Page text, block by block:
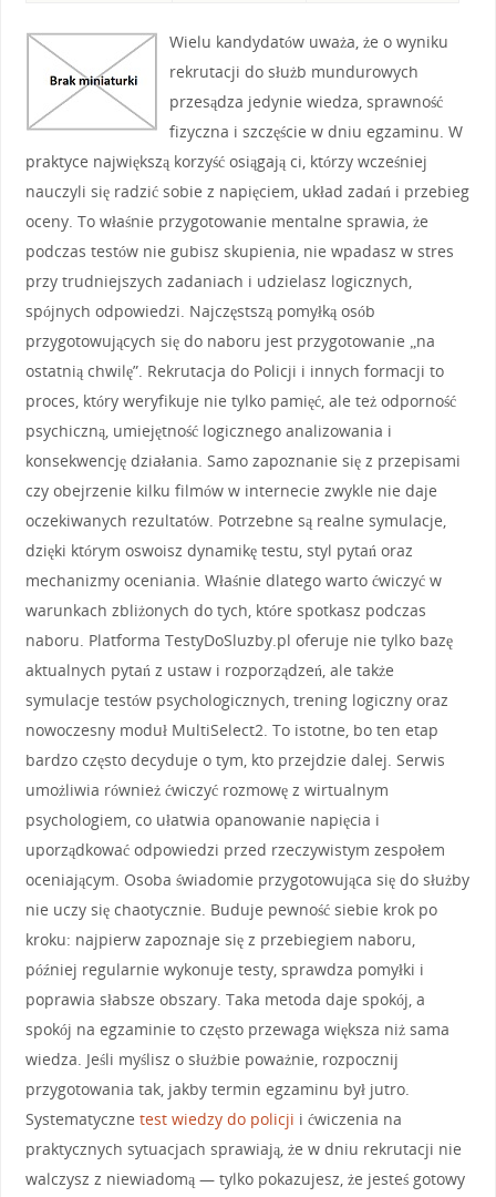
Wielu kandydatów uważa, że o wyniku
rekrutacji do służb mundurowych
przesądza jedynie wiedza, sprawność
fizyczna i szczęście w dniu egzaminu. W
praktyce największą korzyść osiągają ci, którzy wcześniej
nauczyli się radzić sobie z napięciem, układ zadań i przebieg
oceny. To właśnie przygotowanie mentalne sprawia, że
podczas testów nie gubisz skupienia, nie wpadasz w stres
przy trudniejszych zadaniach i udzielasz logicznych,
spójnych odpowiedzi. Najczęstszą pomyłką osób
przygotowujących się do naboru jest przygotowanie „na
ostatnią chwilę”. Rekrutacja do Policji i innych formacji to
proces, który weryfikuje nie tylko pamięć, ale też odporność
psychiczną, umiejętność logicznego analizowania i
konsekwencję działania. Samo zapoznanie się z przepisami
czy obejrzenie kilku filmów w internecie zwykle nie daje
oczekiwanych rezultatów. Potrzebne są realne symulacje,
dzięki którym oswoisz dynamikę testu, styl pytań oraz
mechanizmy oceniania. Właśnie dlatego warto ćwiczyć w
warunkach zbliżonych do tych, które spotkasz podczas
naboru. Platforma TestyDoSluzby.pl oferuje nie tylko bazę
aktualnych pytań z ustaw i rozporządzeń, ale także
symulacje testów psychologicznych, trening logiczny oraz
nowoczesny moduł MultiSelect2. To istotne, bo ten etap
bardzo często decyduje o tym, kto przejdzie dalej. Serwis
umożliwia również ćwiczyć rozmowę z wirtualnym
psychologiem, co ułatwia opanowanie napięcia i
uporządkować odpowiedzi przed rzeczywistym zespołem
oceniającym. Osoba świadomie przygotowująca się do służby
nie uczy się chaotycznie. Buduje pewność siebie krok po
kroku: najpierw zapoznaje się z przebiegiem naboru,
później regularnie wykonuje testy, sprawdza pomyłki i
poprawia słabsze obszary. Taka metoda daje spokój, a
spokój na egzaminie to często przewaga większa niż sama
wiedza. Jeśli myślisz o służbie poważnie, rozpocznij
przygotowania tak, jakby termin egzaminu był jutro.
Systematyczne test wiedzy do policji i ćwiczenia na
praktycznych sytuacjach sprawiają, że w dniu rekrutacji nie
walczysz z niewiadomą — tylko pokazujesz, że jesteś gotowy